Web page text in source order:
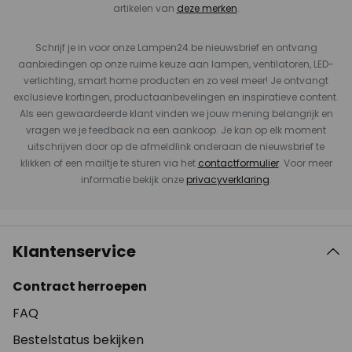
artikelen van deze merken.
Schrijf je in voor onze Lampen24.be nieuwsbrief en ontvang
aanbiedingen op onze ruime keuze aan lampen, ventilatoren, LED-
verlichting, smart home producten en zo veel meer! Je ontvangt
exclusieve kortingen, productaanbevelingen en inspiratieve content.
Als een gewaardeerde klant vinden we jouw mening belangrijk en
vragen we je feedback na een aankoop. Je kan op elk moment
uitschrijven door op de afmeldlink onderaan de nieuwsbrief te
klikken of een mailtje te sturen via het contactformulier. Voor meer
informatie bekijk onze privacyverklaring.
Klantenservice
Contract herroepen
FAQ
Bestelstatus bekijken